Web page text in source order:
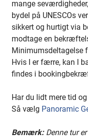
mange
bydel på UNESCOs
sikkert og hurtigt via
modtage en
Minimumsdeltagelse
Hvis I er færre, kan I
findes i
Har du lidt mere tid
Så vælg Panoramic
Bemærk: Denne tur